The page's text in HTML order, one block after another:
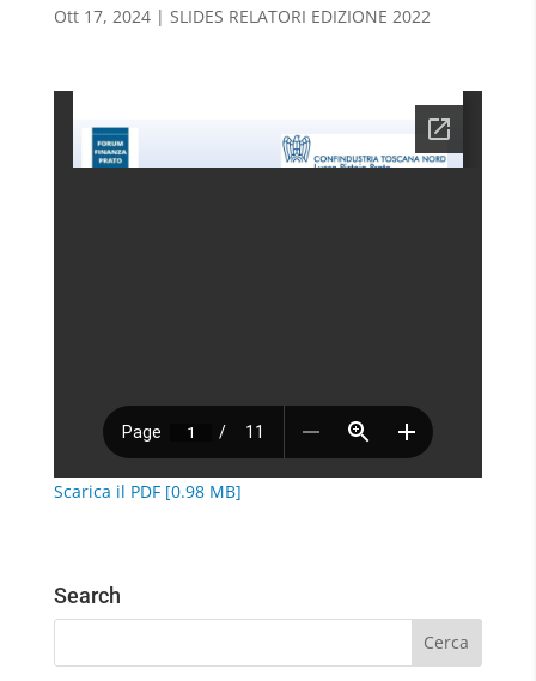
Ott 17, 2024| SLIDES RELATORI EDIZIONE 2022
Scarica il PDF [0.98 MB]
Search